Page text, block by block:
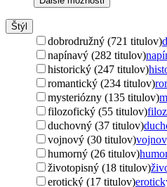
Štýl
dobrodružný (721 titulov)
napínavý (282 titulov)
historický (247 titulov)
romantický (234 titulov)
mysteriózny (135 titulov)
filozofický (55 titulov)
duchovný (37 titulov)
vojnový (30 titulov)
humorný (26 titulov)
životopisný (18 titulov)
erotický (17 titulov)